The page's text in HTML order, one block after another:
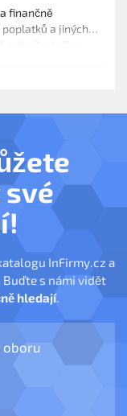
finančně
a jiných
InFirmy.cz a
s námi vidět
hledají.
oboru